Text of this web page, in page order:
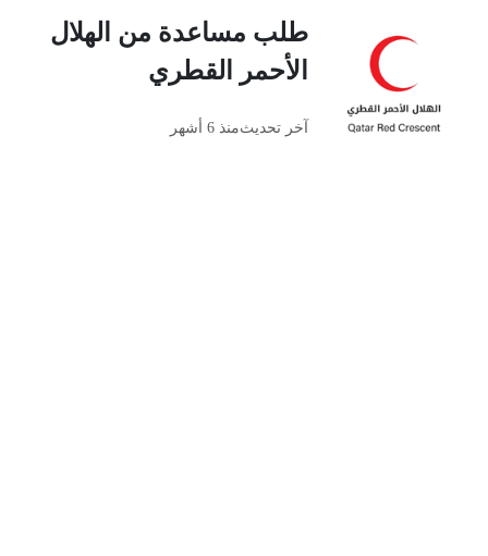
طلب مساعدة من الهلال
الأحمر القطري
آخر تحديثمنذ 6 أشهر